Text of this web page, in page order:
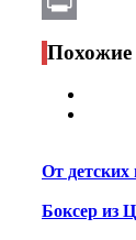
Print
Похожие
От
Боксер из